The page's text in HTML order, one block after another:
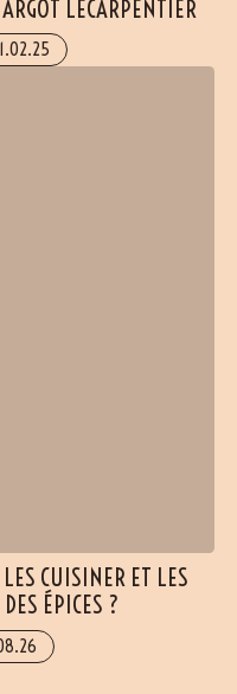
LECARPENTIER
CUISINER ET LES
ÉPICES ?